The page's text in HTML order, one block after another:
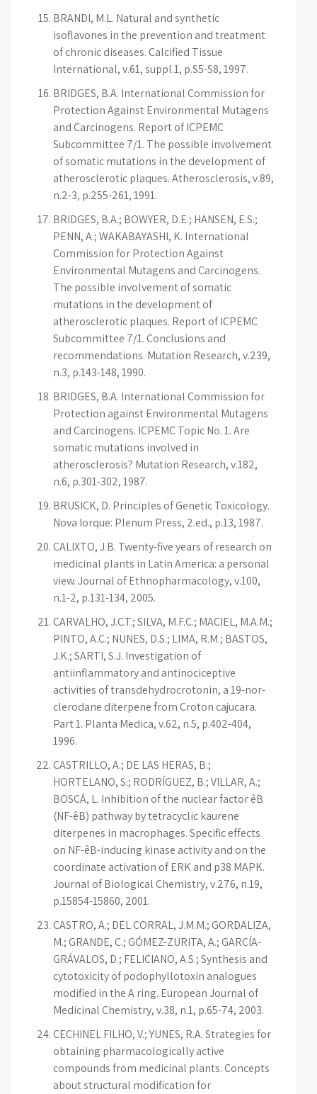
BRANDI, M.L. Natural and synthetic
isoflavones in the prevention and treatment
of chronic diseases. Calcified Tissue
International, v.61, suppl.1, p.S5-S8, 1997.
BRIDGES, B.A. International Commission for
Protection Against Environmental Mutagens
and Carcinogens. Report of ICPEMC
Subcommittee 7/1. The possible involvement
of somatic mutations in the development of
atherosclerotic plaques. Atherosclerosis, v.89,
n.2-3, p.255-261, 1991.
BRIDGES, B.A.; BOWYER, D.E.; HANSEN, E.S.;
PENN, A.; WAKABAYASHI, K. International
Commission for Protection Against
Environmental Mutagens and Carcinogens.
The possible involvement of somatic
mutations in the development of
atherosclerotic plaques. Report of ICPEMC
Subcommittee 7/1. Conclusions and
recommendations. Mutation Research, v.239,
n.3, p.143-148, 1990.
BRIDGES, B.A. International Commission for
Protection against Environmental Mutagens
and Carcinogens. ICPEMC Topic No. 1. Are
somatic mutations involved in
atherosclerosis? Mutation Research, v.182,
n.6, p.301-302, 1987.
BRUSICK, D. Principles of Genetic Toxicology.
Nova Iorque: Plenum Press, 2.ed., p.13, 1987.
CALIXTO, J.B. Twenty-five years of research on
medicinal plants in Latin America: a personal
view. Journal of Ethnopharmacology, v.100,
n.1-2, p.131-134, 2005.
CARVALHO, J.C.T.; SILVA, M.F.C.; MACIEL, M.A.M.;
PINTO, A.C.; NUNES, D.S.; LIMA, R.M.; BASTOS,
J.K.; SARTI, S.J. Investigation of
antiinflammatory and antinociceptive
activities of transdehydrocrotonin, a 19-nor-
clerodane diterpene from Croton cajucara.
Part 1. Planta Medica, v.62, n.5, p.402-404,
1996.
CASTRILLO, A.; DE LAS HERAS, B.;
HORTELANO, S.; RODRÍGUEZ, B.; VILLAR, A.;
BOSCÁ, L. Inhibition of the nuclear factor êB
(NF-êB) pathway by tetracyclic kaurene
diterpenes in macrophages. Specific effects
on NF-êB-inducing kinase activity and on the
coordinate activation of ERK and p38 MAPK.
Journal of Biological Chemistry, v.276, n.19,
p.15854-15860, 2001.
CASTRO, A.; DEL CORRAL, J.M.M.; GORDALIZA,
M.; GRANDE, C.; GÓMEZ-ZURITA, A.; GARCÍA-
GRÁVALOS, D.; FELICIANO, A.S.; Synthesis and
cytotoxicity of podophyllotoxin analogues
modified in the A ring. European Journal of
Medicinal Chemistry, v.38, n.1, p.65-74, 2003.
CECHINEL FILHO, V.; YUNES, R.A. Strategies for
obtaining pharmacologically active
compounds from medicinal plants. Concepts
about structural modification for